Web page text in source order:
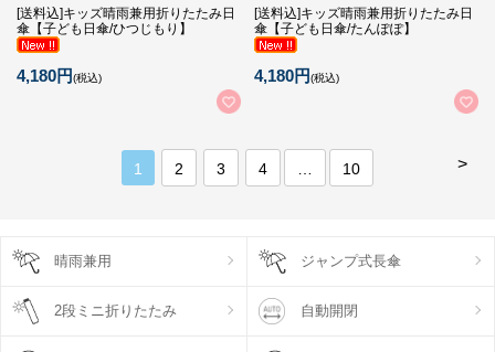
[送料込]キッズ晴雨兼用折りたたみ日
傘【子ども日傘/ひつじもり】
4,180円(税込)
[送料込]キッズ晴雨兼用折りたたみ日
傘【子ども日傘/たんぽぽ】
4,180円(税込)
>
1 2 3 4 10
晴雨兼用 ジャンプ式長傘
2段ミニ折りたたみ 自動開閉